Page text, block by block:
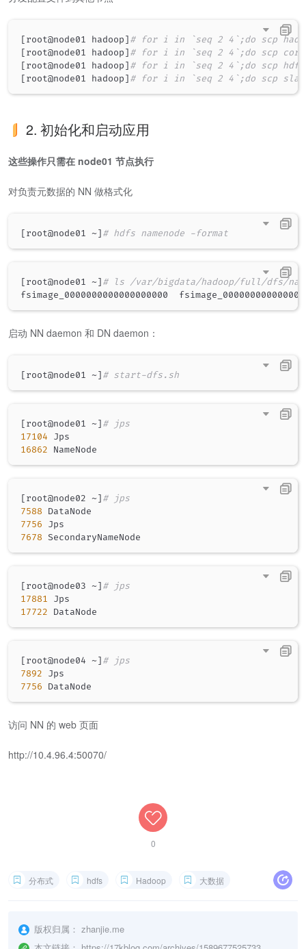
[root@node01 hadoop] # for i in `seq 2 4`;do scp
[root@node01 hadoop] # for i in `seq 2 4`;do scp core-
[root@node01 hadoop] # for i in `seq 2 4`;do scp hdfs-
[root@node01 hadoop] # for i in `seq 2 4`;do scp
2. 初始化和启动应用
这些操作只需在 node01 节点执行
对负责元数据的 NN 做格式化
[root@node01 ~] # hdfs namenode -format
[root@node01 ~] # ls /var/bigdata/hadoop/full/dfs/
启动 NN daemon 和 DN daemon：
[root@node01 ~] # start-dfs.sh
[root@node01 ~] # jps
17104
16862
[root@node02 ~] # jps
7588
7756
7678
[root@node03 ~] # jps
17881
17722
[root@node04 ~] # jps
7892
7756
访问 NN 的 web 页面
http://10.4.96.4:50070/
0
分布式 hdfs Hadoop 大数据
版权归属： zhanjie.me